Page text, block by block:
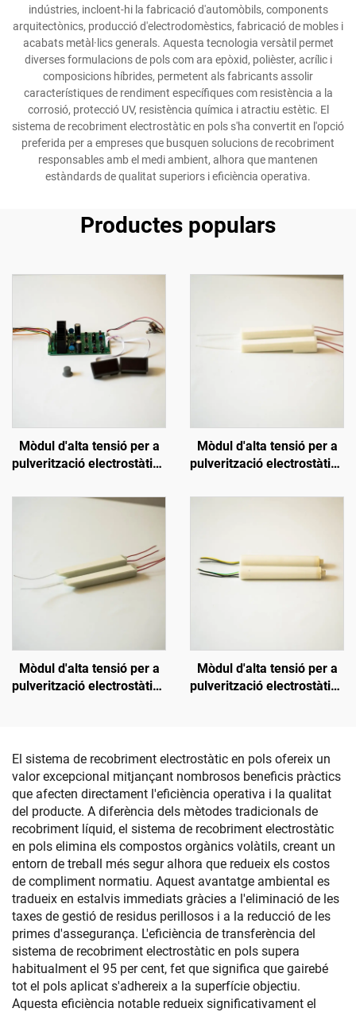
indústries, incloent-hi la fabricació d'automòbils, components
arquitectònics, producció d'electrodomèstics, fabricació de mobles i
acabats metàl·lics generals. Aquesta tecnologia versàtil permet
diverses formulacions de pols com ara epòxid, polièster, acrílic i
composicions híbrides, permetent als fabricants assolir
característiques de rendiment específiques com resistència a la
corrosió, protecció UV, resistència química i atractiu estètic. El
sistema de recobriment electrostàtic en pols s'ha convertit en l'opció
preferida per a empreses que busquen solucions de recobriment
responsables amb el medi ambient, alhora que mantenen
estàndards de qualitat superiors i eficiència operativa.
Productes populars
Mòdul d'alta tensió per a
pulverització electrostàtica
Mòdul d'alta tensió per a
pulverització electrostàtica
Mòdul d'alta tensió per a
pulverització electrostàtica
Mòdul d'alta tensió per a
pulverització electrostàtica
El sistema de recobriment electrostàtic en pols ofereix un
valor excepcional mitjançant nombrosos beneficis pràctics
que afecten directament l'eficiència operativa i la qualitat
del producte. A diferència dels mètodes tradicionals de
recobriment líquid, el sistema de recobriment electrostàtic
en pols elimina els compostos orgànics volàtils, creant un
entorn de treball més segur alhora que redueix els costos
de compliment normatiu. Aquest avantatge ambiental es
tradueix en estalvis immediats gràcies a l'eliminació de les
taxes de gestió de residus perillosos i a la reducció de les
primes d'assegurança. L'eficiència de transferència del
sistema de recobriment electrostàtic en pols supera
habitualment el 95 per cent, fet que significa que gairebé
tot el pols aplicat s'adhereix a la superfície objectiu.
Aquesta eficiència notable redueix significativament el